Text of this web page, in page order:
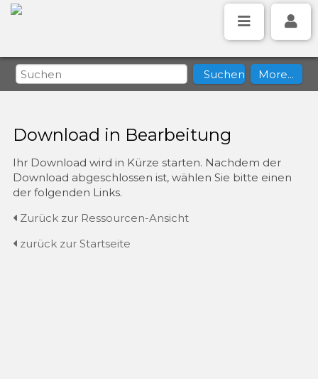
Download in Bearbeitung
Ihr Download wird in Kürze starten. Nachdem der
Download abgeschlossen ist, wählen Sie bitte einen
der folgenden Links.
Zurück zur Ressourcen-Ansicht
zurück zur Startseite